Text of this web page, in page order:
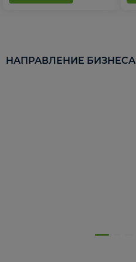
НАПРАВЛЕНИЕ БИЗНЕСА